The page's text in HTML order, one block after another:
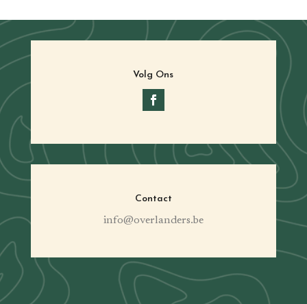
Volg Ons
Contact
info@overlanders.be